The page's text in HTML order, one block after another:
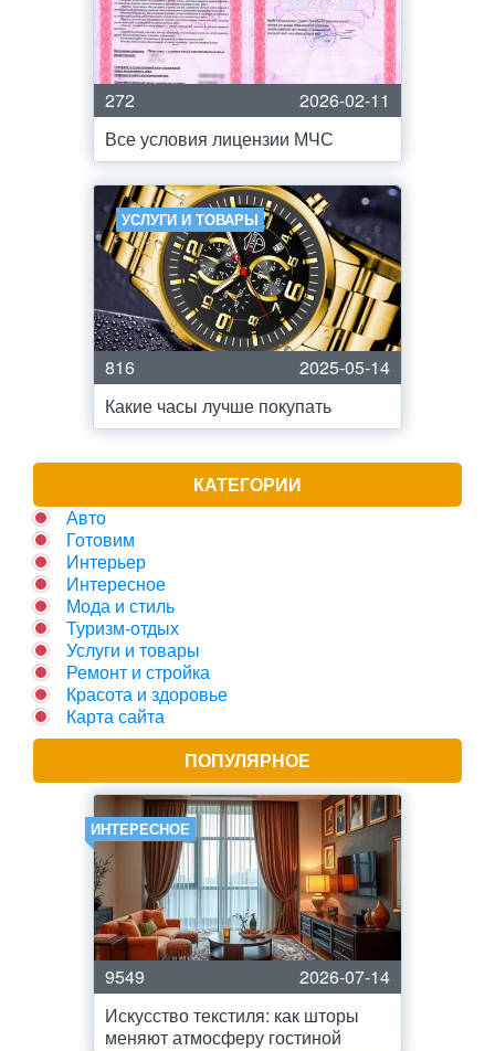
272
2026-02-11
Все условия лицензии МЧС
УСЛУГИ И ТОВАРЫ
816
2025-05-14
Какие часы лучше покупать
КАТЕГОРИИ
Авто
Готовим
Интерьер
Интересное
Мода и стиль
Туризм-отдых
Услуги и товары
Ремонт и стройка
Красота и здоровье
Карта сайта
ПОПУЛЯРНОЕ
ИНТЕРЕСНОЕ
9549
2026-07-14
Искусство текстиля: как шторы
меняют атмосферу гостиной